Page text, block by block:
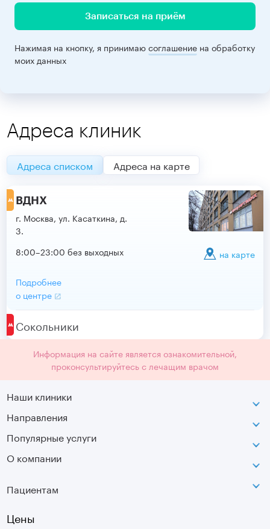
Записаться на приём
Нажимая на кнопку, я принимаюсоглашение на обработку
моих данных
Адреса клиник
Адреса списком Адреса на карте
ВДНХ
г. Москва, ул. Касаткина, д.
3.
на карте
8:00–23:00 без выходных
Подробнее
о центре
Сокольники
Информация на сайте является ознакомительной,
проконсультируйтесь с лечащим врачом
Наши клиники
ВДНХ
г. Москва, ул. Стромынка, д. 11
Направления
Неврология
Ортопедия-травматология
Популярные услуги
МРТ
УЗИ
О компании
Инфо
Пациентам
Цены